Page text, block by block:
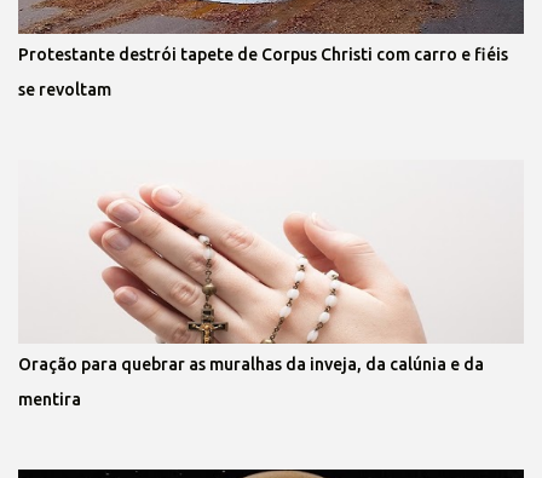
Protestante destrói tapete de Corpus Christi com carro e fiéis
se revoltam
Oração para quebrar as muralhas da inveja, da calúnia e da
mentira